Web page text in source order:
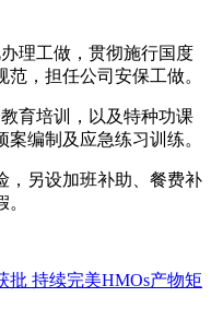
理工做，贯彻施行国度
，担任公司安保工做。
育培训，以及特种功课
编制及应急练习训练。
另设加班补助、餐费补
批 持续完美HMOs产物矩